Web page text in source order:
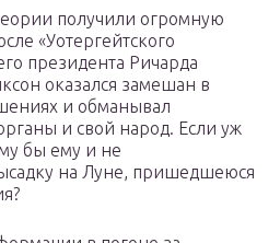
получили огромную
«Уотергейтского
президента Ричарда
оказался замешан в
и обманывал
и свой народ. Если уж
бы ему и не
на Луне, пришедшеюся